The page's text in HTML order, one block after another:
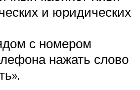
и юридических
с номером
нажать слово